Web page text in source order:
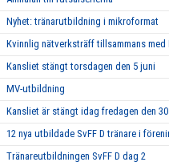
Nyhet: tränarutbildning i mikroformat
Kvinnlig nätverksträff tillsammans med
Kansliet stängt torsdagen den 5 juni
MV-utbildning
Kansliet är stängt idag fredagen den 30
12 nya utbildade SvFF D tränare i
Tränareutbildningen SvFF D dag 2